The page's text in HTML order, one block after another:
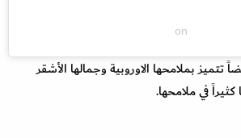
on
تتميز بملامحها الاوروبية وجمالها الأشقر
في ملامحها.